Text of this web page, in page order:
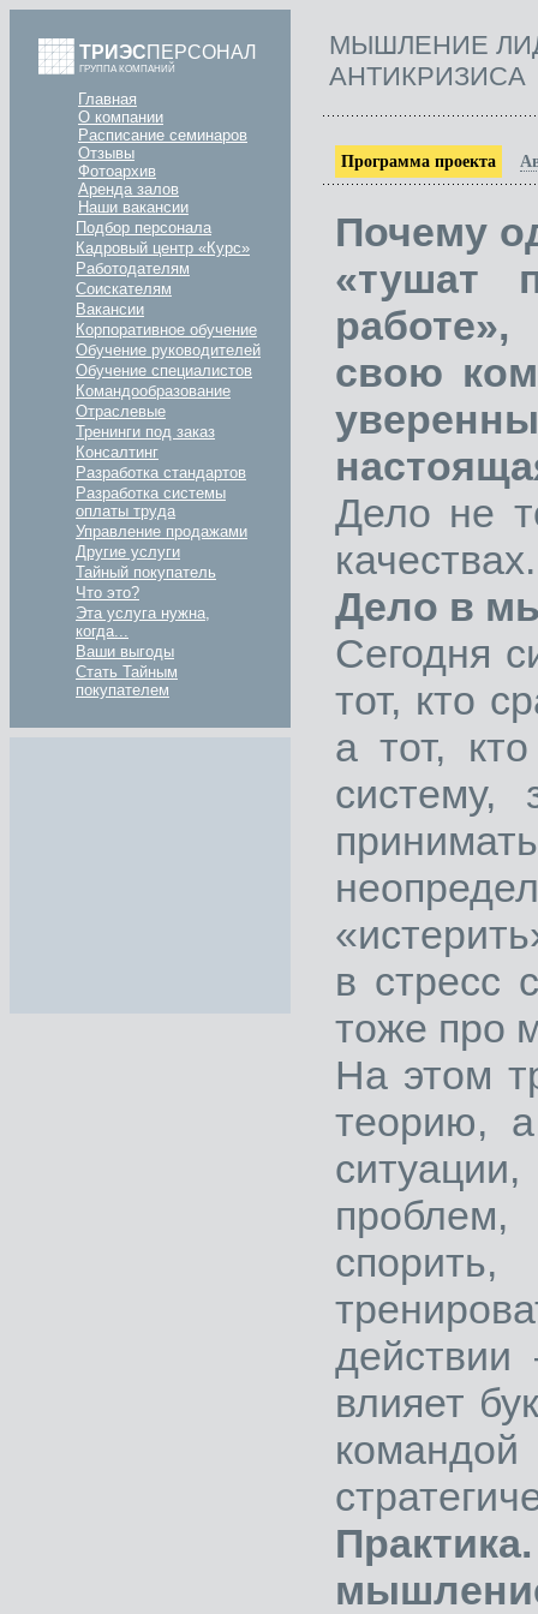
ТРИЭСПЕРСОНАЛ
ГРУППА КОМПАНИЙ
Главная
О компании
Расписание семинаров
Отзывы
Фотоархив
Аренда залов
Наши вакансии
Подбор персонала
Кадровый центр «Курс»
Работодателям
Соискателям
Вакансии
Корпоративное обучение
Обучение руководителей
Обучение специалистов
Командообразование
Отраслевые
Тренинги под заказ
Консалтинг
Разработка стандартов
Разработка системы
оплаты труда
Управление продажами
Другие услуги
Тайный покупатель
Что это?
Эта услуга нужна,
когда...
Ваши выгоды
Стать Тайным
покупателем
МЫШЛЕНИЕ
АНТИКРИЗИСА
Программа проекта
Почему
«тушат
свою
Дело не
качествах.
Дело в
Сегодня
тот, кто
а тот,
систему,
в стресс
тоже про
На этом
теорию,
действии
влияет